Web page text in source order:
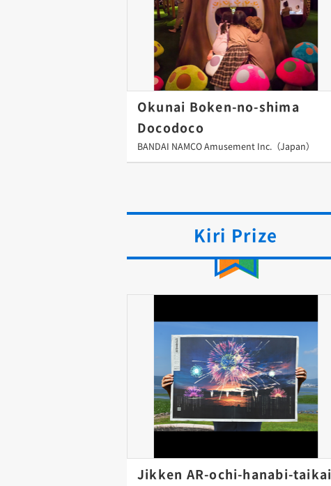
Okunai Boken-no-shima
Docodoco
BANDAI NAMCO Amusement Inc.（Japan）
Kiri Prize
Jikken AR-ochi-hanabi-taikai